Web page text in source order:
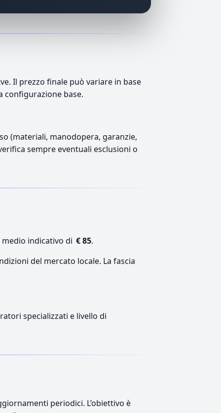
Il prezzo finale può variare in base
configurazione base.
(materiali, manodopera, garanzie,
sempre eventuali esclusioni o
indicativo di € 85.
del mercato locale. La fascia
specializzati e livello di
periodici. L’obiettivo è